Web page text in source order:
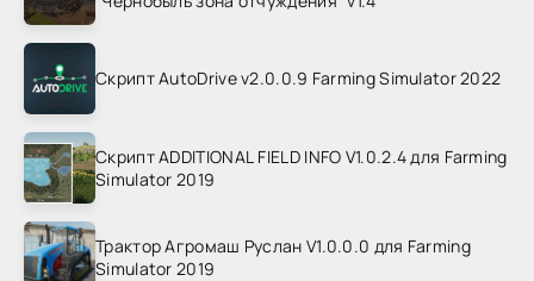
Скрипт AutoDrive v2.0.0.9 Farming Simulator 2022
Скрипт ADDITIONAL FIELD INFO V1.0.2.4 для Farming
Simulator 2019
Трактор Агромаш Руслан V1.0.0.0 для Farming
Simulator 2019